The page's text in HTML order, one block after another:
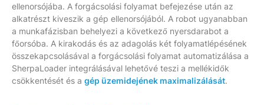
ellenorsójába. A forgácsolási folyamat befejezése után az
alkatrészt kiveszik a gép ellenorsójából. A robot ugyanabban
a munkafázisban behelyezi a következő nyersdarabot a
főorsóba. A kirakodás és az adagolás két folyamatlépésének
összekapcsolásával a forgácsolási folyamat automatizálása a
SherpaLoader integrálásával lehetővé teszi a mellékidők
csökkentését és a gép üzemidejének maximalizálását.